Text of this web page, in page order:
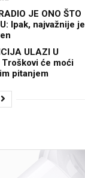
JE ONO ŠTO
Ipak, najvažnije je
ULAZI U
Troškovi će moći
pitanjem